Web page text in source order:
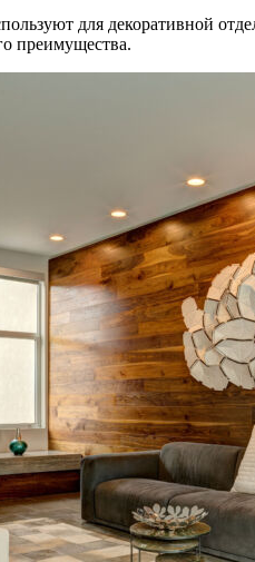
для декоративной
преимущества.